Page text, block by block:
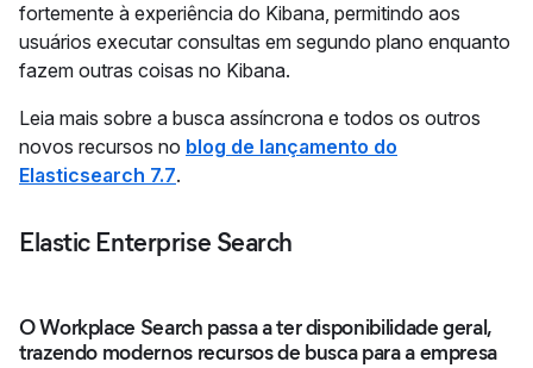
fortemente à experiência do Kibana, permitindo aos
usuários executar consultas em segundo plano enquanto
fazem outras coisas no Kibana.
Leia mais sobre a busca assíncrona e todos os outros
novos recursos no blog de lançamento do
Elasticsearch 7.7.
Elastic Enterprise Search
O Workplace Search passa a ter disponibilidade geral,
trazendo modernos recursos de busca para a empresa